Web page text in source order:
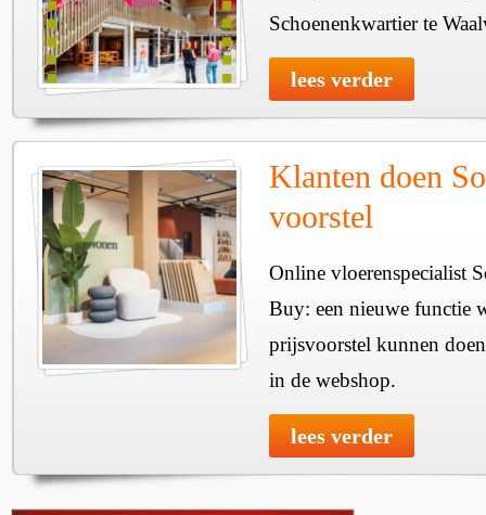
Schoenenkwartier te
lees verder
Klanten doen
voorstel
Online vloerenspecialist
Buy: een nieuwe functie
prijsvoorstel kunnen
in de webshop.
lees verder